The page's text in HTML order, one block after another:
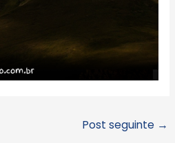
Post seguinte →